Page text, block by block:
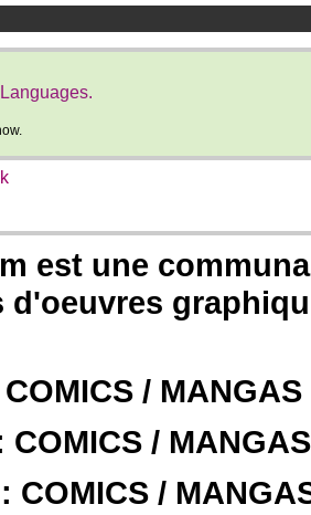
est une
d'oeuvres
/
COMICS /
: COMICS /